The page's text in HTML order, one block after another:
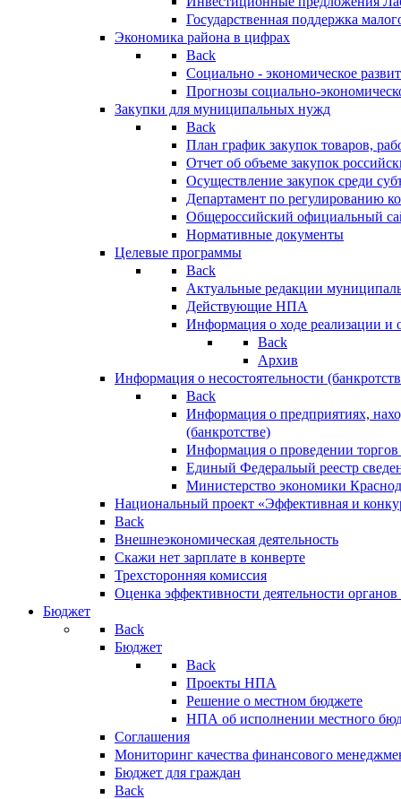
Государственная поддержка
Экономика района в цифрах
Back
Социально - экономическое
Прогнозы социально-
Закупки для муниципальных нужд
Back
План график закупок товаров,
Отчет об объеме закупок
Осуществление закупок среди
Департамент по регулированию
Общероссийский официальный
Нормативные документы
Целевые программы
Back
Актуальные редакции
Действующие НПА
Информация о ходе реализации
Back
Архив
Информация о несостоятельности
Back
Информация о предприятиях,
(банкротстве)
Информация о проведении
Единый Федеральый реестр
Министерство экономики
Национальный проект «Эффективная и
Back
Внешнеэкономическая деятельность
Скажи нет зарплате в конверте
Трехсторонняя комиссия
Оценка эффективности деятельности
Бюджет
Back
Бюджет
Back
Проекты НПА
Решение о местном бюджете
НПА об исполнении местного
Соглашения
Мониторинг качества финансового
Бюджет для граждан
Back